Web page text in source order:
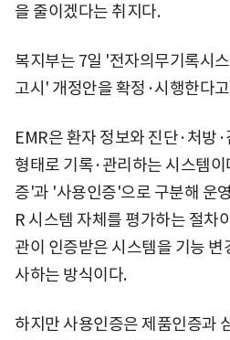
을 줄이겠다는 취지다.
복지부는 7일 '전자의무기록시
고시' 개정안을 확정·시행한다
EMR은 환자 정보와 진단·처방
형태로 기록·관리하는 시스템
증'과 '사용인증'으로 구분해 운
R 시스템 자체를 평가하는 절차
관이 인증받은 시스템을 기능
사하는 방식이다.
하지만 사용인증은 제품인증과